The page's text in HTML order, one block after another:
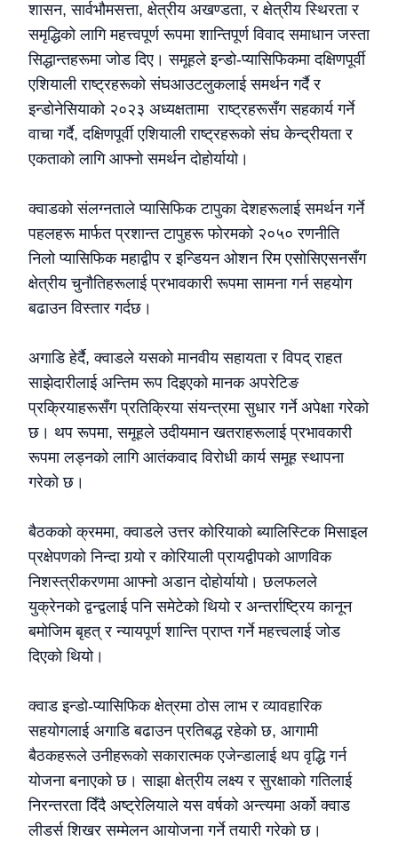
शासन, सार्वभौमसत्ता, क्षेत्रीय अखण्डता, र क्षेत्रीय स्थिरता र
समृद्धिको लागि महत्त्वपूर्ण रूपमा शान्तिपूर्ण विवाद समाधान जस्ता
सिद्धान्तहरूमा जोड दिए। समूहले इन्डो-प्यासिफिकमा दक्षिणपूर्वी
एशियाली राष्ट्रहरूको संघआउटलुकलाई समर्थन गर्दै र
इन्डोनेसियाको २०२३ अध्यक्षतामा राष्ट्रहरूसँग सहकार्य गर्ने
वाचा गर्दै, दक्षिणपूर्वी एशियाली राष्ट्रहरूको संघ केन्द्रीयता र
एकताको लागि आफ्नो समर्थन दोहोर्यायो।
क्वाडको संलग्नताले प्यासिफिक टापुका देशहरूलाई समर्थन गर्ने
पहलहरू मार्फत प्रशान्त टापुहरू फोरमको २०५० रणनीति
निलो प्यासिफिक महाद्वीप र इन्डियन ओशन रिम एसोसिएसनसँग
क्षेत्रीय चुनौतिहरूलाई प्रभावकारी रूपमा सामना गर्न सहयोग
बढाउन विस्तार गर्दछ।
अगाडि हेर्दै, क्वाडले यसको मानवीय सहायता र विपद् राहत
साझेदारीलाई अन्तिम रूप दिइएको मानक अपरेटिङ
प्रक्रियाहरूसँग प्रतिक्रिया संयन्त्रमा सुधार गर्ने अपेक्षा गरेको
छ। थप रूपमा, समूहले उदीयमान खतराहरूलाई प्रभावकारी
रूपमा लड्नको लागि आतंकवाद विरोधी कार्य समूह स्थापना
गरेको छ।
बैठकको क्रममा, क्वाडले उत्तर कोरियाको ब्यालिस्टिक मिसाइल
प्रक्षेपणको निन्दा गर्‍यो र कोरियाली प्रायद्वीपको आणविक
निशस्त्रीकरणमा आफ्नो अडान दोहोर्यायो। छलफलले
युक्रेनको द्वन्द्वलाई पनि समेटेको थियो र अन्तर्राष्ट्रिय कानून
बमोजिम बृहत् र न्यायपूर्ण शान्ति प्राप्त गर्ने महत्त्वलाई जोड
दिएको थियो।
क्वाड इन्डो-प्यासिफिक क्षेत्रमा ठोस लाभ र व्यावहारिक
सहयोगलाई अगाडि बढाउन प्रतिबद्ध रहेको छ, आगामी
बैठकहरूले उनीहरूको सकारात्मक एजेन्डालाई थप वृद्धि गर्न
योजना बनाएको छ। साझा क्षेत्रीय लक्ष्य र सुरक्षाको गतिलाई
निरन्तरता दिँदै अष्ट्रेलियाले यस वर्षको अन्त्यमा अर्को क्वाड
लीडर्स शिखर सम्मेलन आयोजना गर्ने तयारी गरेको छ।